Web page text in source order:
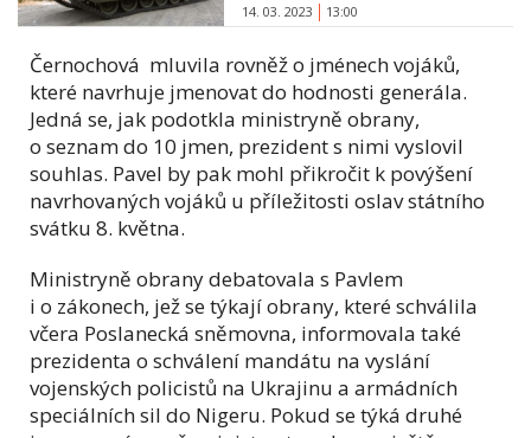
14. 03. 2023 13:00
Černochová mluvila rovněž o jménech vojáků,
které navrhuje jmenovat do hodnosti generála.
Jedná se, jak podotkla ministryně obrany,
o seznam do 10 jmen, prezident s nimi vyslovil
souhlas. Pavel by pak mohl přikročit k povýšení
navrhovaných vojáků u příležitosti oslav státního
svátku 8. května.
Ministryně obrany debatovala s Pavlem
i o zákonech, jež se týkají obrany, které schválila
včera Poslanecká sněmovna, informovala také
prezidenta o schválení mandátu na vyslání
vojenských policistů na Ukrajinu a armádních
speciálních sil do Nigeru. Pokud se týká druhé